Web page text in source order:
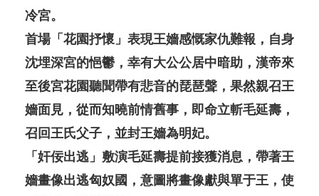
冷宮。
首場「花園抒懷」表現王嬙感慨家仇難報，自身
沈埋深宮的悒鬱，幸有大公公居中暗助，漢帝來
至後宮花園聽聞帶有悲音的琵琶聲，果然親召王
嬙面見，從而知曉前情舊事，即命立斬毛延壽，
召回王氏父子，並封王嬙為明妃。
「奸佞出逃」敷演毛延壽提前接獲消息，帶著王
嬙畫像出逃匈奴國，意圖將畫像獻與單于王，使